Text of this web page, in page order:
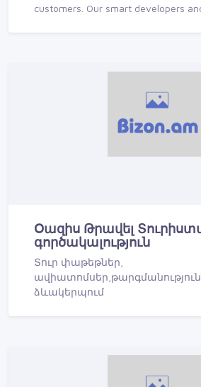
customers. Our smart developers
Օազիս Թրավել
գործակալություն
Տուր փաթեթներ,
ձևակերպում